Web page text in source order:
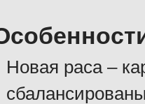
Новая раса –